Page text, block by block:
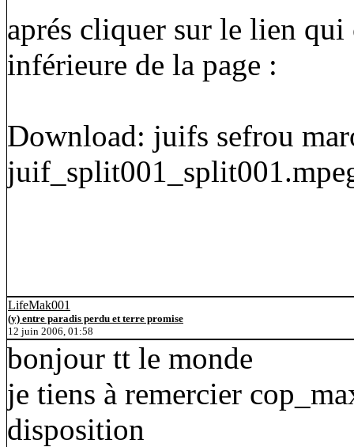
aprés cliquer sur le lien
inférieure de la page :
Download: juifs sefrou
LifeMak001
(y) entre paradis perdu et terre promise
12 juin 2006, 01:58
bonjour tt le monde
je tiens à remercier
disposition